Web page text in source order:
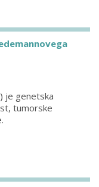
je genetska
tumorske